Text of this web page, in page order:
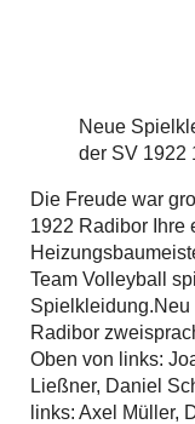
Neue
der SV 1922
Die Freude war
1922 Radibor Ihre
Team Volleyball
Spielkleidung.Neu
Radibor
Oben von links:
Ließner, Daniel
links: Axel Müller,